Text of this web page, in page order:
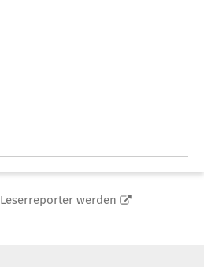
Leserreporter werden